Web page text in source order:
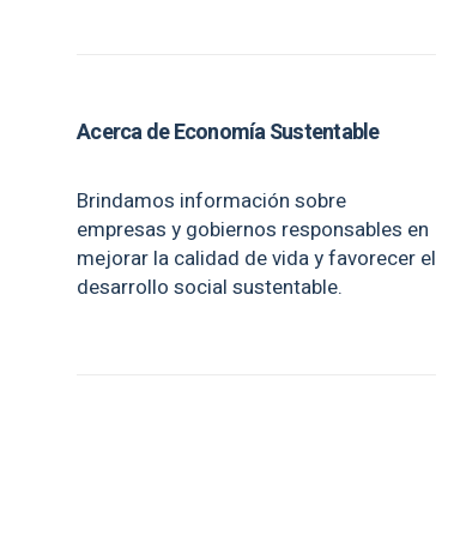
Acerca de Economía Sustentable
Brindamos información sobre
empresas y gobiernos responsables en
mejorar la calidad de vida y favorecer el
desarrollo social sustentable.